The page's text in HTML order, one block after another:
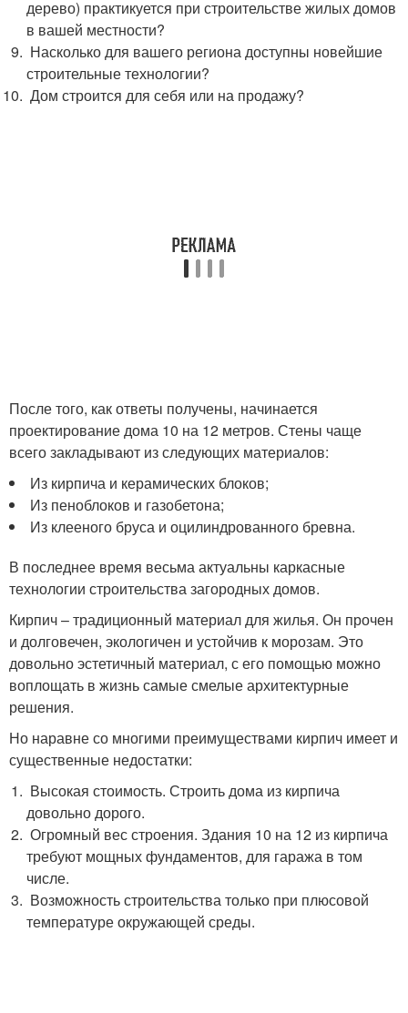
дерево) практикуется при строительстве жилых домов
в вашей местности?
Насколько для вашего региона доступны новейшие
строительные технологии?
Дом строится для себя или на продажу?
После того, как ответы получены, начинается
проектирование дома 10 на 12 метров. Стены чаще
всего закладывают из следующих материалов:
Из кирпича и керамических блоков;
Из пеноблоков и газобетона;
Из клееного бруса и оцилиндрованного бревна.
В последнее время весьма актуальны каркасные
технологии строительства загородных домов.
Кирпич – традиционный материал для жилья. Он прочен
и долговечен, экологичен и устойчив к морозам. Это
довольно эстетичный материал, с его помощью можно
воплощать в жизнь самые смелые архитектурные
решения.
Но наравне со многими преимуществами кирпич имеет и
существенные недостатки:
Высокая стоимость. Строить дома из кирпича
довольно дорого.
Огромный вес строения. Здания 10 на 12 из кирпича
требуют мощных фундаментов, для гаража в том
числе.
Возможность строительства только при плюсовой
температуре окружающей среды.